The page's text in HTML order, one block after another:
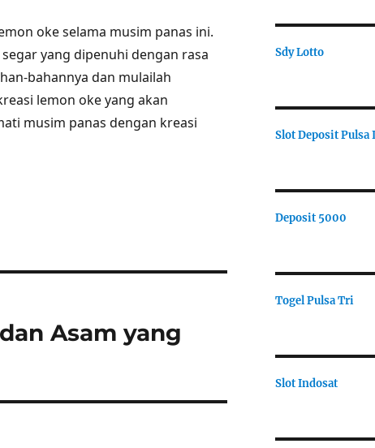
oke selama musim panas ini.
yang dipenuhi dengan rasa
bahannya dan mulailah
lemon oke yang akan
musim panas dengan kreasi
Asam yang
Sdy Lotto
Slot Deposit Pulsa
Deposit 5000
Togel Pulsa Tri
Slot Indosat